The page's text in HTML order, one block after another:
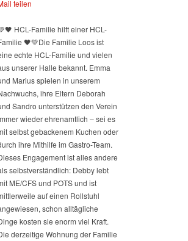
teilen
HCL-Familie hilft einer HCL-
🖤💚Die Familie Loos ist
echte HCL-Familie und vielen
unserer Halle bekannt. Emma
Marius spielen in unserem
ihre Eltern Deborah
Sandro unterstützen den Verein
wieder ehrenamtlich – sei es
selbst gebackenem Kuchen oder
ihre Mithilfe im Gastro-Team.
Engagement ist alles andere
selbstverständlich: Debby lebt
ME/CFS und POTS und ist
auf einen Rollstuhl
schon alltägliche
kosten sie enorm viel Kraft.
derzeitige Wohnung der Familie